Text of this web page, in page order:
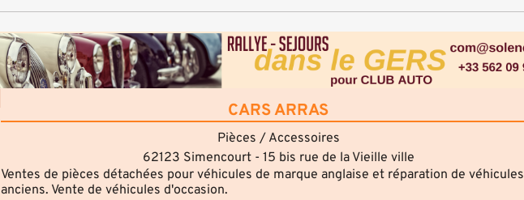
CARS ARRAS
Pièces / Accessoires
62123 Simencourt - 15 bis rue de la Vieille ville
Ventes de pièces détachées pour véhicules de marque anglaise et réparation de véhicules
anciens. Vente de véhicules d'occasion.